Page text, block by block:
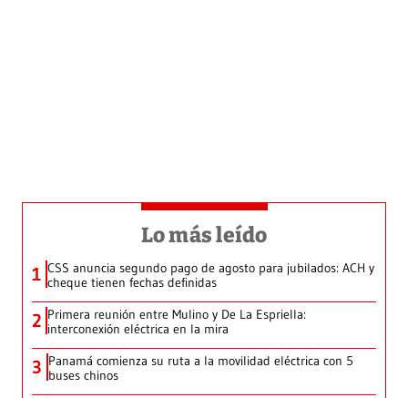
Lo más leído
1 CSS anuncia segundo pago de agosto para jubilados: ACH y
cheque tienen fechas definidas
2 Primera reunión entre Mulino y De La Espriella:
interconexión eléctrica en la mira
3 Panamá comienza su ruta a la movilidad eléctrica con 5
buses chinos